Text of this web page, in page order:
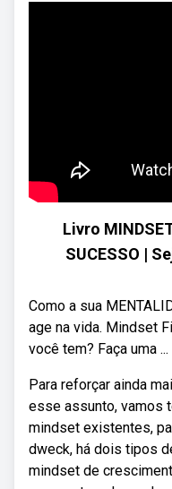
Livro
SUCESSO |
Como a sua
age na vida. Mindset
você tem? Faça uma ...
Para reforçar ainda
esse assunto, vamos
mindset existentes,
dweck, há dois tipos
mindset de